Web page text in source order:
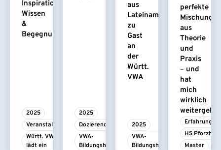
Inspiration,
Wissen
&
Begegnung
2025
Veranstaltung
Württ. VWA
lädt ein
2025
Dozierende
VWA-
Bildungshaus
aus
Lateinamerika
zu
Gast
an
der
Württ.
VWA
2025
VWA-
Bildungshaus
perfekte
Mischung
aus
Theorie
und
Praxis
– und
hat
mich
wirklich
HS
Master